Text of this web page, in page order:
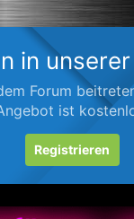
in
Forum
ist
Registrieren